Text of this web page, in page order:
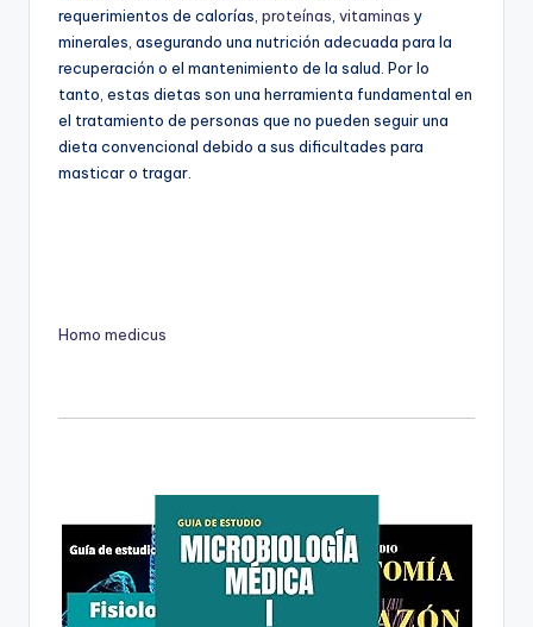
requerimientos de calorías, proteínas vitaminas y
minerales, asegurando una nutrición adecuada para la
recuperación o el mantenimiento de la salud. Por lo
tanto, estas dietas son una herramienta fundamental en
el tratamiento de personas que no pueden seguir una
dieta convencional debido a sus dificultades para
masticar o tragar.
Homo medicus